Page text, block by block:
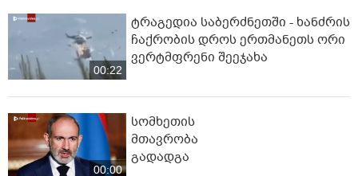
00:22
ტრაგედია საბერძნეთში - ხანძრის
ჩაქრობის დროს ერთმანეთს ორი
ვერტმფრენი შეეჯახა
00:00
სომხეთის
მთავრობა
გადადგა